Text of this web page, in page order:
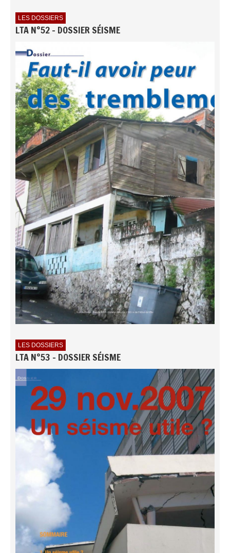
LES DOSSIERS
LTA N°52 - DOSSIER SÉISME
LES DOSSIERS
LTA N°53 - DOSSIER SÉISME